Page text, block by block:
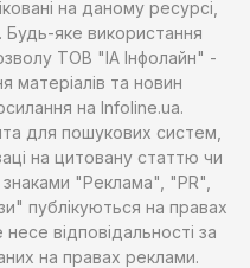
на даному ресурсі,
яке використання
ТОВ "ІА Інфолайн" -
матеріалів та новин
на Infoline.ua.
для пошукових систем,
на цитовану статтю чи
"Реклама", "PR",
публікуються на правах
відповідальності за
на правах реклами.